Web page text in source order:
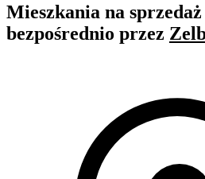
Mieszkania na
bezpośrednio przez